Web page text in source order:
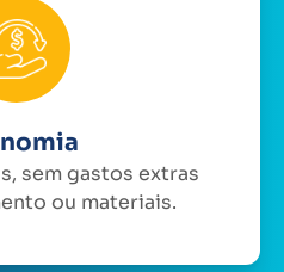
sem gastos extras
ou materiais.